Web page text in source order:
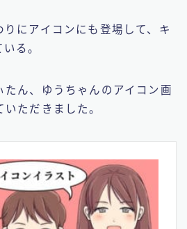
にアイコンにも登場して、キ
る。
たん、ゆうちゃんのアイコン画
いただきました。